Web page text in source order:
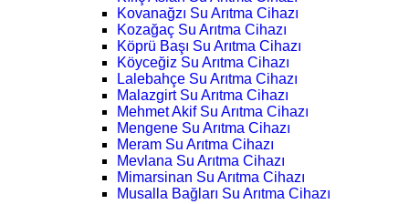
Kovanağzı Su Arıtma Cihazı
Kozağaç Su Arıtma Cihazı
Köprü Başı Su Arıtma Cihazı
Köyceğiz Su Arıtma Cihazı
Lalebahçe Su Arıtma Cihazı
Malazgirt Su Arıtma Cihazı
Mehmet Akif Su Arıtma Cihazı
Mengene Su Arıtma Cihazı
Meram Su Arıtma Cihazı
Mevlana Su Arıtma Cihazı
Mimarsinan Su Arıtma Cihazı
Musalla Bağları Su Arıtma Cihazı